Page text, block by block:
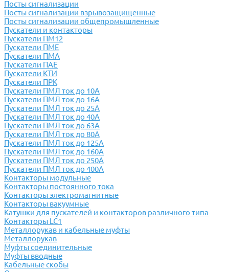
Посты сигнализации
Посты сигнализации взрывозащищенные
Посты сигнализации общепромышленные
Пускатели и контакторы
Пускатели ПМ12
Пускатели ПМЕ
Пускатели ПМА
Пускатели ПАЕ
Пускатели КТИ
Пускатели ПРК
Пускатели ПМЛ ток до 10А
Пускатели ПМЛ ток до 16А
Пускатели ПМЛ ток до 25А
Пускатели ПМЛ ток до 40А
Пускатели ПМЛ ток до 63А
Пускатели ПМЛ ток до 80А
Пускатели ПМЛ ток до 125А
Пускатели ПМЛ ток до 160А
Пускатели ПМЛ ток до 250А
Пускатели ПМЛ ток до 400А
Контакторы модульные
Контакторы постоянного тока
Контакторы электромагнитные
Контакторы вакуумные
Катушки для пускателей и контакторов различного типа
Контакторы LC1
Металлорукав и кабельные муфты
Металлорукав
Муфты соединительные
Муфты вводные
Кабельные скобы